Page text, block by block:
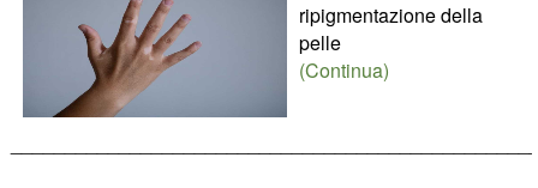
ripigmentazione della
pelle
(Continua)